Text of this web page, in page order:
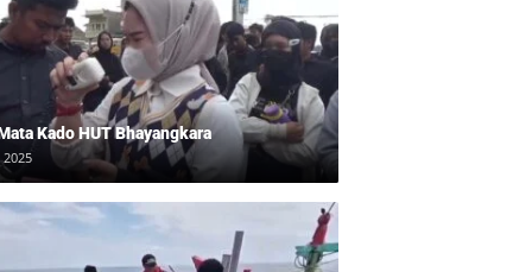
Kado HUT Bhayangkara
2025